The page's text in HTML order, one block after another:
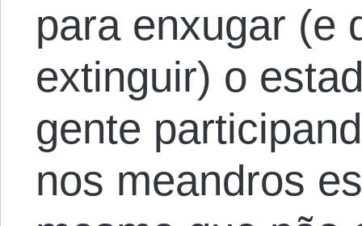
para enxugar (e
extinguir) o
gente
nos meandros